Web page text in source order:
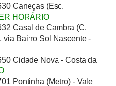
Caneças (Esc.
HORÁRIO
Casal de Cambra (C.
via Bairro Sol Nascente -
Cidade Nova - Costa da
Pontinha (Metro) - Vale